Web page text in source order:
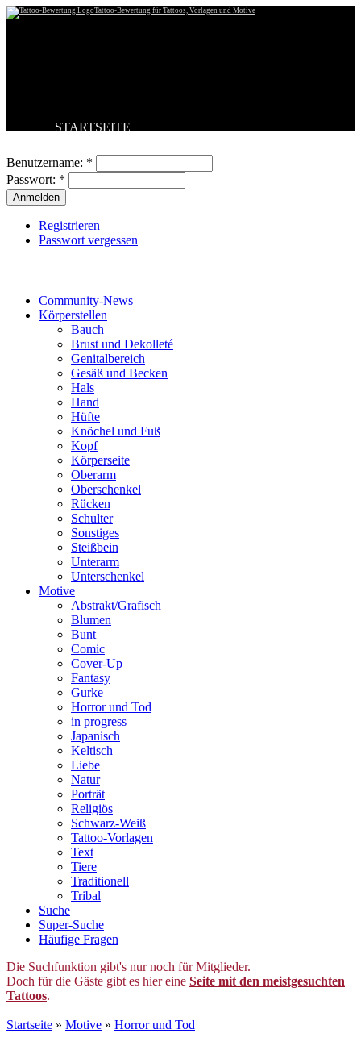
Tattoo-Bewertung für Tattoos, Vorlagen und Motive
STARTSEITE
BESTE TATTOOS
NEUESTE TATTOOS
KOMMENTARE
FORUM
Benutzername: *
Passwort: *
Registrieren
Passwort vergessen
Community-News
Körperstellen
Bauch
Brust und Dekolleté
Genitalbereich
Gesäß und Becken
Hals
Hand
Hüfte
Knöchel und Fuß
Kopf
Körperseite
Oberarm
Oberschenkel
Rücken
Schulter
Sonstiges
Steißbein
Unterarm
Unterschenkel
Motive
Abstrakt/Grafisch
Blumen
Bunt
Comic
Cover-Up
Fantasy
Gurke
Horror und Tod
in progress
Japanisch
Keltisch
Liebe
Natur
Porträt
Religiös
Schwarz-Weiß
Tattoo-Vorlagen
Text
Tiere
Traditionell
Tribal
Suche
Super-Suche
Häufige Fragen
Die Suchfunktion gibt's nur noch für Mitglieder.
Doch für die Gäste gibt es hier eine Seite mit den meistgesuchten
Tattoos.
Startseite » Motive » Horror und Tod